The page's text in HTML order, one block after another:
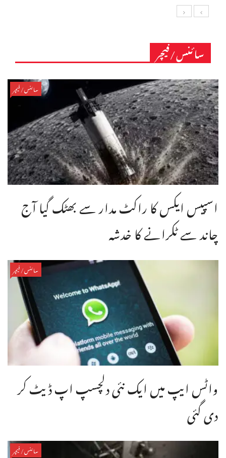
سائنس/فیچر
سائنس/فیچر
اسپیس ایکس کا راکٹ مدار سے بھٹک گیا آج
چاند سے ٹکرانے کا خدشہ
سائنس/فیچر
واٹس ایپ میں ایک نئی دلچسپ اپ ڈیٹ کر
دی گئی
سائنس/فیچر